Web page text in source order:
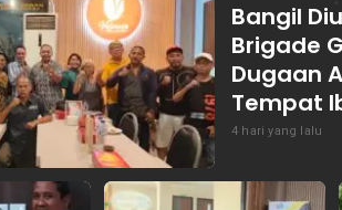
Bangil
Brigade
Dugaan
Tempat
4 hari yang lalu